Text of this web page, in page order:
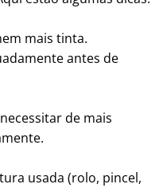
mais tinta.
antes de
de mais
usada (rolo, pincel,